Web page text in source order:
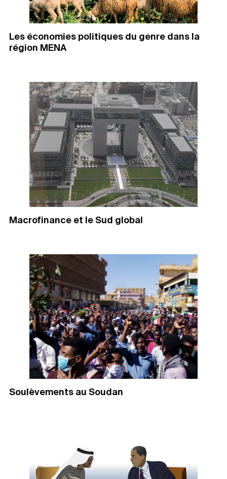
Les économies politiques du genre dans la
région MENA
Macrofinance et le Sud global
Soulèvements au Soudan